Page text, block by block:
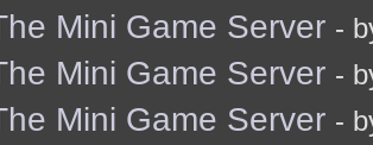
Mini Game Server -
Mini Game Server -
Mini Game Server -